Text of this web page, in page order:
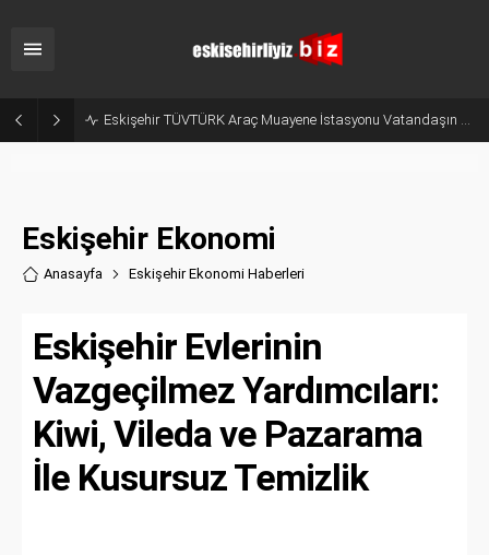
Odunpazarı Yaz Kur’an Kurslarında Değerler Eğitimi Seminerleri Düzenlendi
Eskişehir Ekonomi
Anasayfa Eskişehir Ekonomi Haberleri
Eskişehir Evlerinin
Vazgeçilmez Yardımcıları:
Kiwi, Vileda ve Pazarama
İle Kusursuz Temizlik